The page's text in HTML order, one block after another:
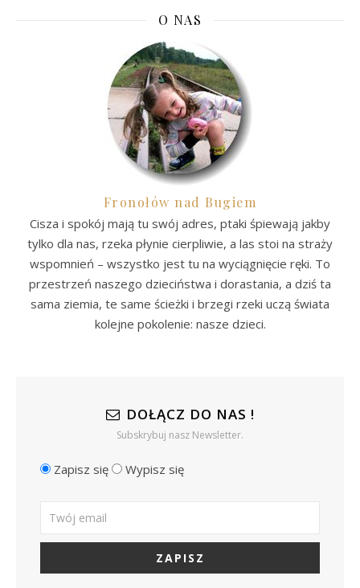
O NAS
Fronołów nad Bugiem
Cisza i spokój mają tu swój adres, ptaki śpiewają jakby
tylko dla nas, rzeka płynie cierpliwie, a las stoi na straży
wspomnień – wszystko jest tu na wyciągnięcie ręki. To
przestrzeń naszego dzieciństwa i dorastania, a dziś ta
sama ziemia, te same ścieżki i brzegi rzeki uczą świata
kolejne pokolenie: nasze dzieci.
DOŁĄCZ DO NAS !
Subskrybuj nasz Newsletter.
Zapisz się Wypisz się